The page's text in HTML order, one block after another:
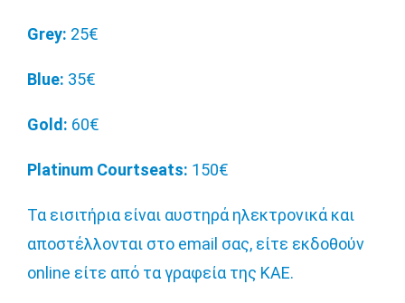
Grey: 25€
Blue: 35€
Gold: 60€
Platinum Courtseats: 150€
Τα εισιτήρια είναι αυστηρά ηλεκτρονικά και
αποστέλλονται στο email σας, είτε εκδοθούν
online είτε από τα γραφεία της ΚΑΕ.